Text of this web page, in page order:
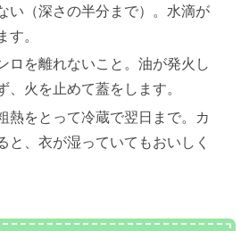
い（深さの半分まで）。水滴が
す。
ロを離れないこと。油が発火し
、火を止めて蓋をします。
熱をとって冷蔵で翌日まで。カ
と、衣が湿っていてもおいしく